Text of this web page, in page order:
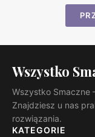
Wszystko
Wszystko Smaczne
Znajdziesz u nas
rozwiązania.
KATEGORIE